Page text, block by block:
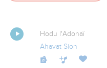
Hodu l'Adonaï
Ahavat Sion